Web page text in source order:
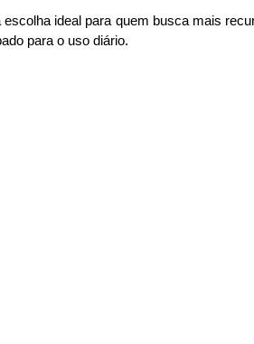
ideal para quem busca mais
para o uso diário.